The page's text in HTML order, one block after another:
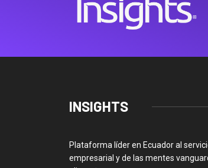
INSIGHTS
Plataforma líder en Ecuador al
empresarial y de las mentes